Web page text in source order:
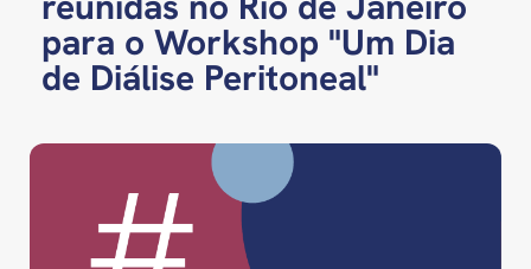
para o Workshop "Um Dia
de Diálise Peritoneal"